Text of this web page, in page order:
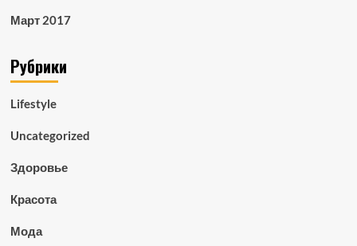
Март 2017
Рубрики
Lifestyle
Uncategorized
Здоровье
Красота
Мода